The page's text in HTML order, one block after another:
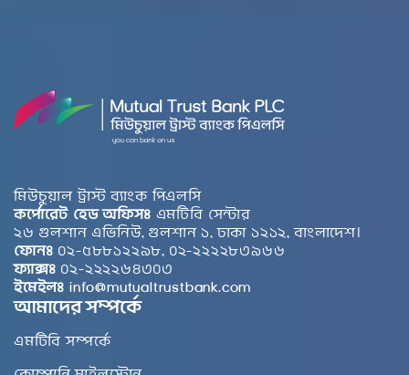
মিউচুয়াল ট্রাস্ট ব্যাংক পিএলসি
কর্পোরেট হেড অফিসঃ এমটিবি সেন্টার
২৬ গুলশান এভিনিউ, গুলশান ১, ঢাকা ১২১২, বাংলাদেশ।
ফোনঃ ০২-৫৮৮১২২৯৮, ০২-২২২২৮৩৯৬৬
ফ্যাক্সঃ ০২-২২২২৬৪৩০৩
ইমেইলঃ info@mutualtrustbank.com
আমাদের সম্পর্কে
এমটিবি সম্পর্কে